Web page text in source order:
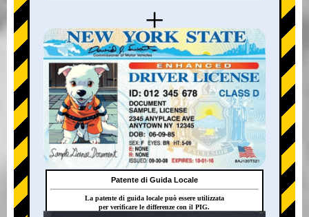
+
Patente di Guida Locale
La patente di guida locale può essere utilizzata
per verificare le differenze con il PIG.